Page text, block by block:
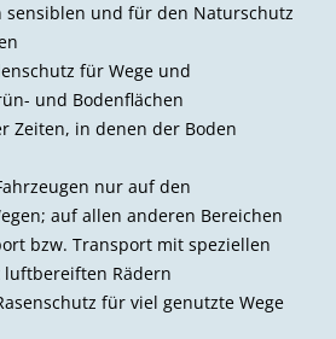
sensiblen und für den Naturschutz
für Wege und
und Bodenflächen
Zeiten, in denen der Boden
nur auf den
auf allen anderen Bereichen
bzw. Transport mit speziellen
luftbereiften Rädern
für viel genutzte Wege